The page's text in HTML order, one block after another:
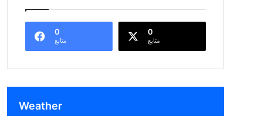
0
متابع
0
متابع
Weather